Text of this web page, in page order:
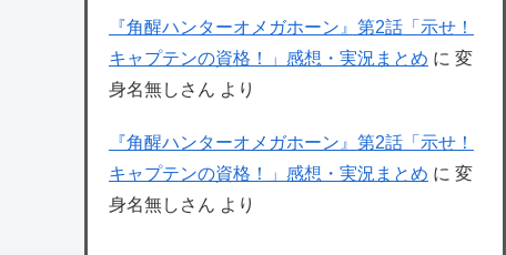
『角醒ハンターオメガホーン』第2話「示せ！
キャプテンの資格！」感想・実況まとめ に 変
身名無しさん より
『角醒ハンターオメガホーン』第2話「示せ！
キャプテンの資格！」感想・実況まとめ に 変
身名無しさん より